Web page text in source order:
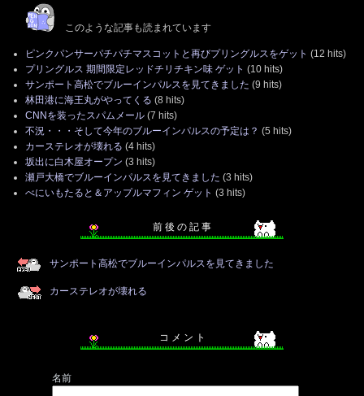
このような記事も読まれています
ピンクパンサーパチパチマスコットと再びプリングルスをゲット (12 hits)
プリングルス 期間限定レッドチリチキン味 ゲット (10 hits)
サンポート高松でブルーインパルスを見てきました (9 hits)
林田港に海王丸がやってくる (8 hits)
CNNを装ったスパムメール (7 hits)
不況・・・そして今年のブルーインパルスの予定は？ (5 hits)
カーステレオが壊れる (4 hits)
坂出に白木屋オープン (3 hits)
瀬戸大橋でブルーインパルスを見てきました (3 hits)
べにいもたると＆アップルマフィン ゲット (3 hits)
前 後 の 記 事
サンポート高松でブルーインパルスを見てきました
カーステレオが壊れる
コ メ ン ト
名前